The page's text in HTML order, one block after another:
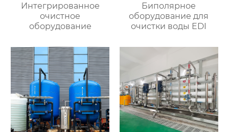
Интегрированное
очистное
оборудование
Биполярное
оборудование для
очистки воды EDI